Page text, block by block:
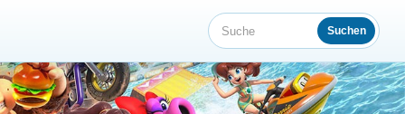
Suche Suchen